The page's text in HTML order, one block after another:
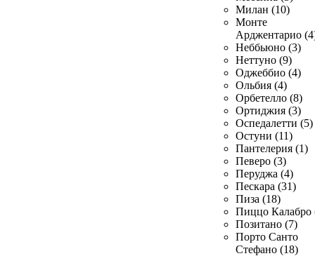
Милан (10)
Монте
Арджентарио
Неббьюно (3)
Неттуно (9)
Оджеббио (4)
Ольбия (4)
Орбетелло (8)
Ортиджия (3)
Оспедалетти (5)
Остуни (11)
Пантелерия (1)
Певеро (3)
Перуджа (4)
Пескара (31)
Пиза (18)
Пиццо Калабро
Позитано (7)
Порто Санто
Стефано (18)